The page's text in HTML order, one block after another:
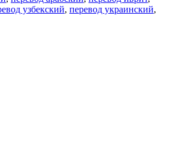
узбекский, перевод украинский,